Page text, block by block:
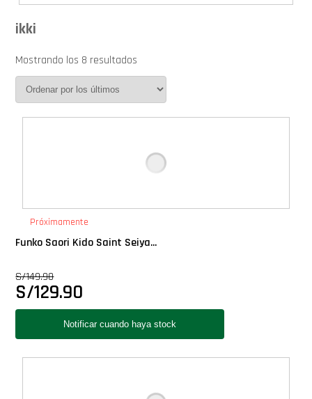
Calendario de Adviento
Cover Pop!
Exclusivos
Gift Cards
Llaveros Pop
Moments
ikki
Mostrando los 8 resultados
Próximamente
Funko Saori Kido Saint Seiya...
S/149.90
S/129.90